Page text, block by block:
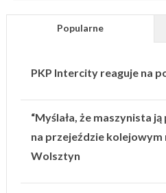
Popularne
PKP Intercity reaguje na
“Myślała, że maszynista
na przejeździe kolejowym
Wolsztyn